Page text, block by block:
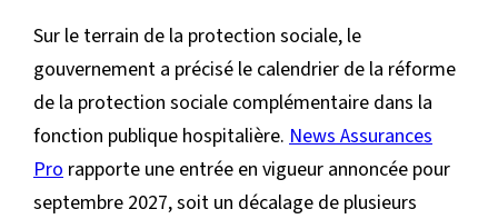
Sur le terrain de la protection sociale, le
gouvernement a précisé le calendrier de la réforme
de la protection sociale complémentaire dans la
fonction publique hospitalière. News Assurances
Pro rapporte une entrée en vigueur annoncée pour
septembre 2027, soit un décalage de plusieurs